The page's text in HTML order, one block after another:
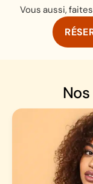
Vous aussi,